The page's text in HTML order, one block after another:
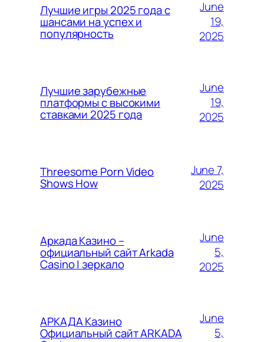
Лучшие игры 2025 года с
шансами на успех и
популярность
June
19,
2025
Лучшие зарубежные
платформы с высокими
ставками 2025 года
June
19,
2025
Threesome Porn Video
Shows How
June 7,
2025
Аркада Казино –
официальный сайт Arkada
Casino | зеркало
June
5,
2025
АРКАДА Казино
Официальный сайт ARKADA
June
5,